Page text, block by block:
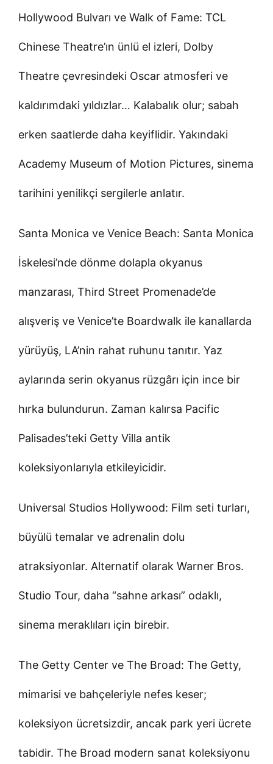
Hollywood Bulvarı ve Walk of Fame: TCL
Chinese Theatre’ın ünlü el izleri, Dolby
Theatre çevresindeki Oscar atmosferi ve
kaldırımdaki yıldızlar… Kalabalık olur; sabah
erken saatlerde daha keyiflidir. Yakındaki
Academy Museum of Motion Pictures, sinema
tarihini yenilikçi sergilerle anlatır.
Santa Monica ve Venice Beach: Santa Monica
İskelesi’nde dönme dolapla okyanus
manzarası, Third Street Promenade’de
alışveriş ve Venice’te Boardwalk ile kanallarda
yürüyüş, LA’nin rahat ruhunu tanıtır. Yaz
aylarında serin okyanus rüzgârı için ince bir
hırka bulundurun. Zaman kalırsa Pacific
Palisades’teki Getty Villa antik
koleksiyonlarıyla etkileyicidir.
Universal Studios Hollywood: Film seti turları,
büyülü temalar ve adrenalin dolu
atraksiyonlar. Alternatif olarak Warner Bros.
Studio Tour, daha “sahne arkası” odaklı,
sinema meraklıları için birebir.
The Getty Center ve The Broad: The Getty,
mimarisi ve bahçeleriyle nefes keser;
koleksiyon ücretsizdir, ancak park yeri ücrete
tabidir. The Broad modern sanat koleksiyonu